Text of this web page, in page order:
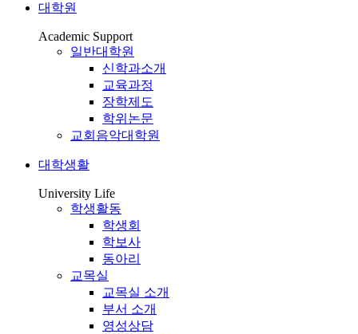
대학원
Academic Support
일반대학원
신학과소개
교육과정
장학제도
학위논문
교회음악대학원
대학생활
University Life
학생활동
학생회
학보사
동아리
교목실
교목실 소개
부서 소개
영성상담